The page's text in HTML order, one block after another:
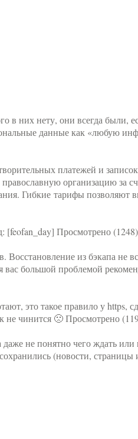
них нету, они всегда были,
данные как «любую
платежей и
организацию за
Гибкие тарифы
[feofan_day] Просмотрено (1248)
из бэкапа не
большой проблемой
это такое правило у https,
не чинится 🙁 Просмотрено
не понятно чего ждать
(новости, страницы